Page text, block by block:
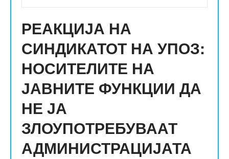
РЕАКЦИЈА НА
СИНДИКАТОТ НА УПОЗ:
НОСИТЕЛИТЕ НА
ЈАВНИТЕ ФУНКЦИИ ДА
НЕ ЈА
ЗЛОУПОТРЕБУВААТ
АДМИНИСТРАЦИЈАТА